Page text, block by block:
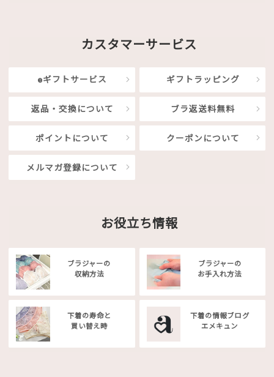
カスタマーサービス
eギフトサービス ギフトラッピング
返品・交換について ブラ返送料無料
ポイントについて クーポンについて
メルマガ登録について
お役立ち情報
ブラジャーの
収納方法
ブラジャーの
お手入れ方法
下着の寿命と
買い替え時
下着の情報ブログ
エメキュン